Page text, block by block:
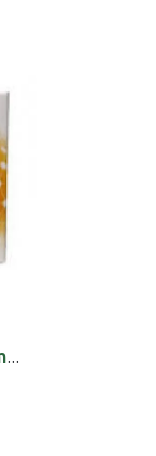
Vitaminac Retard, 500 mg x 60 cáps lib prol